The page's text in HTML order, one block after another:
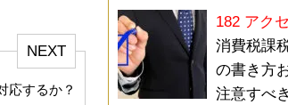
NEXT
応するか？
182 アク
消費税課
の書き方
注意すべ